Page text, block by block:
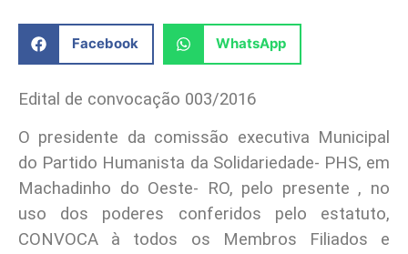
Facebook WhatsApp
Edital de convocação 003/2016
O presidente da comissão executiva Municipal
do Partido Humanista da Solidariedade- PHS, em
Machadinho do Oeste- RO, pelo presente , no
uso dos poderes conferidos pelo estatuto,
CONVOCA à todos os Membros Filiados e